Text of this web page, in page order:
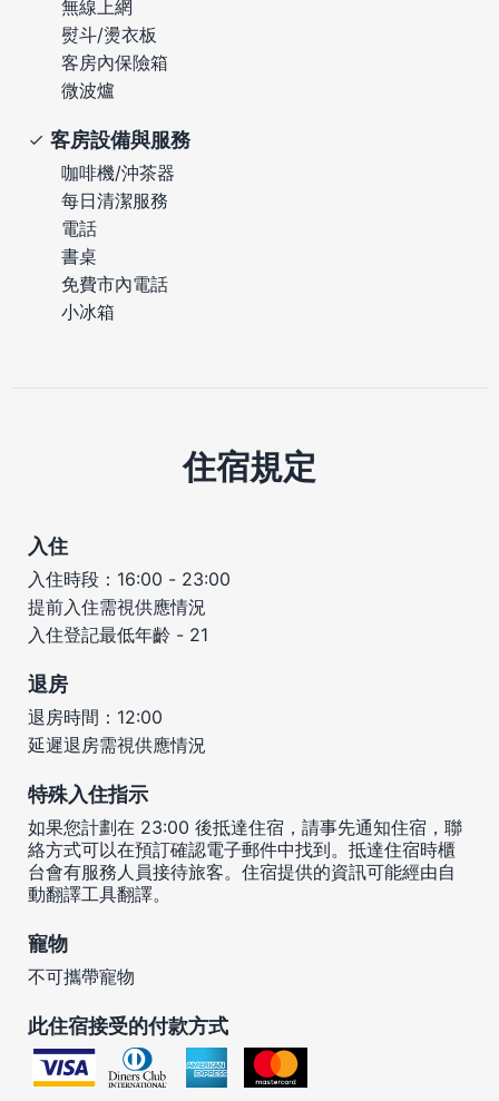
無線上網
熨斗/燙衣板
客房內保險箱
微波爐
客房設備與服務
咖啡機/沖茶器
每日清潔服務
電話
書桌
免費市內電話
小冰箱
住宿規定
入住
入住時段：16:00 - 23:00
提前入住需視供應情況
入住登記最低年齡 - 21
退房
退房時間：12:00
延遲退房需視供應情況
特殊入住指示
如果您計劃在 23:00 後抵達住宿，請事先通知住宿，聯
絡方式可以在預訂確認電子郵件中找到。抵達住宿時櫃
台會有服務人員接待旅客。住宿提供的資訊可能經由自
動翻譯工具翻譯。
寵物
不可攜帶寵物
此住宿接受的付款方式